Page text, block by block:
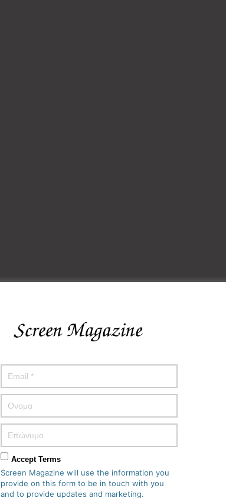
Accept Terms
Screen Magazine will use the information you
provide on this form to be in touch with you
and to provide updates and marketing.